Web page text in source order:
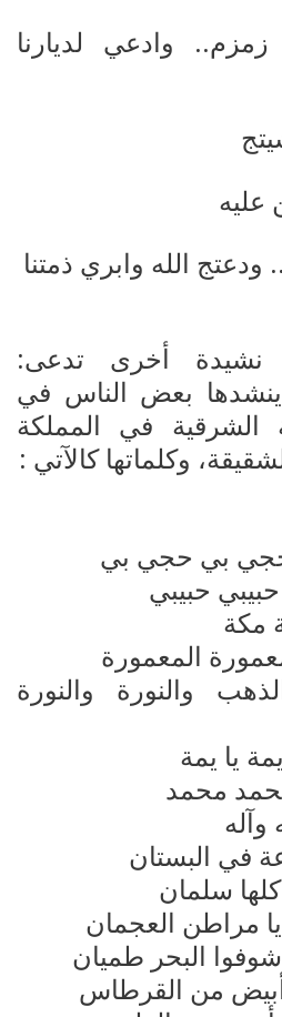
وادعي لديارنا
عليه
ودعتج الله وابري ذمتنا
نشيدة أخرى تدعى:
ينشدها بعض الناس في
الشرقية في المملكة
وكلماتها كالآتي :
بي حجي بي
حبيبي
مكة
المعمورة
والنورة والنورة
يا يمة
محمد
وآله
في البستان
سلمان
مراطن العجمان
البحر طميان
من القرطاس